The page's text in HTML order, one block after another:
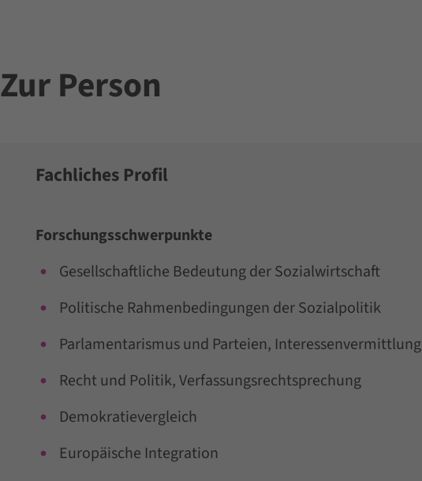
Zur Person
Fachliches Profil
Forschungsschwerpunkte
Gesellschaftliche Bedeutung der Sozialwirtschaft
Politische Rahmenbedingungen der Sozialpolitik
Parlamentarismus und Parteien, Interessenvermittlung
Recht und Politik, Verfassungsrechtsprechung
Demokratievergleich
Europäische Integration